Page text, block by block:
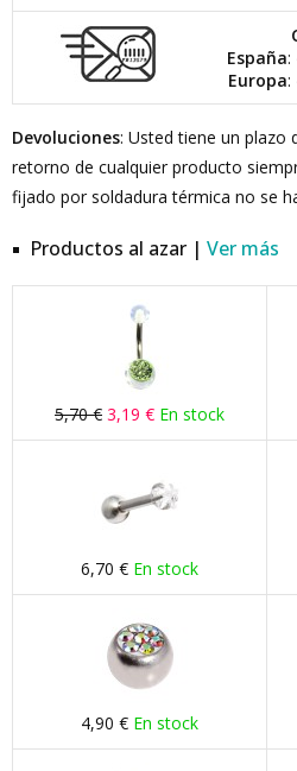
España:
Europa:
Devoluciones: Usted tiene un plazo
retorno de cualquier producto
fijado por soldadura térmica no se
Productos al azar | Ver más
5,70 € 3,19 € En stock
6,70 € En stock
4,90 € En stock